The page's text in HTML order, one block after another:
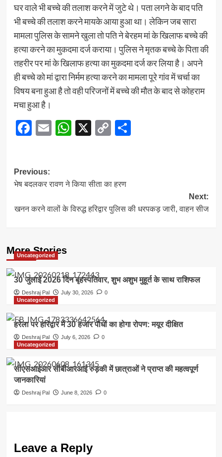
घर वाले भी बच्चे की तलाश करने में जुटे थे। पता लगने के बाद पति
भी बच्चे की तलाश करने मायके आया हुआ था। लेकिन जब सारा
मामला पुलिस के सामने खुला तो पति ने बेरहम मां के खिलाफ बच्चे की
हत्या करने का मुकदमा दर्ज कराया। पुलिस ने मृतक बच्चे के पिता की
तहरीर पर मां के खिलाफ हत्या का मुकदमा दर्ज कर लिया है। अपने
ही बच्चे को मां द्वारा निर्मम हत्या करने का मामला पूरे गांव में चर्चा का
विषय बना हुआ है तो वही परिजनों में बच्चे की मौत के बाद से कोहराम
मचा हुआ है।
Facebook
EmailWhatsApp
X CopyShare
Post
navigation
Previous:
भेष बदलकर रावण ने किया सीता का हरण
Next:
खनन करने वालों के विरुद्ध हरिद्वार पुलिस की धरपकड़ जारी, वाहन सीज
More Stories
Uncategorized
30 जुलाई 2026 दिन बृहस्पतिवार, शुभ अशुभ मुहूर्त के साथ राशिफल
Deshraj Pal July 30, 2026
0
Uncategorized
हरेला पर हरिद्वार में 30 हजार पौधों का होगा रोपण: मयूर दीक्षित
Deshraj Pal July 6, 2026
0
Uncategorized
सीएसआईआर सीबीआरआई रुड़की में छात्राओं ने प्राप्त की महत्वपूर्ण
जानकारियां
Deshraj Pal June 8, 2026 0
Leave a Reply